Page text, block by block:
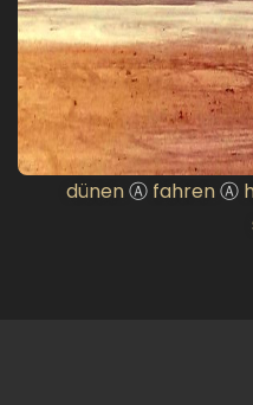
dünenⒶ fahrenⒶ